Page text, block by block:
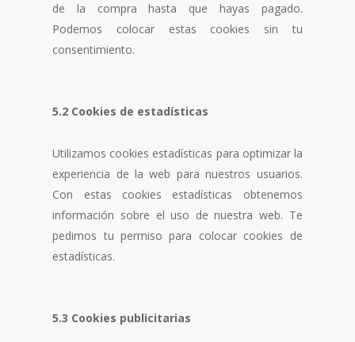
de la compra hasta que hayas pagado.
Podemos colocar estas cookies sin tu
consentimiento.
5.2 Cookies de estadísticas
Utilizamos cookies estadísticas para optimizar la
experiencia de la web para nuestros usuarios.
Con estas cookies estadísticas obtenemos
información sobre el uso de nuestra web. Te
pedimos tu permiso para colocar cookies de
estadísticas.
5.3 Cookies publicitarias